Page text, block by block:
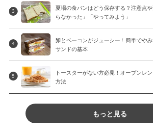
3
夏場の食パンはどう保存する？注意点
らなかった」「やってみよう」
4
卵とベーコンがジューシー！簡単でや
サンドの基本
5
トースターがない方必見！オーブンレ
方法
もっと見る